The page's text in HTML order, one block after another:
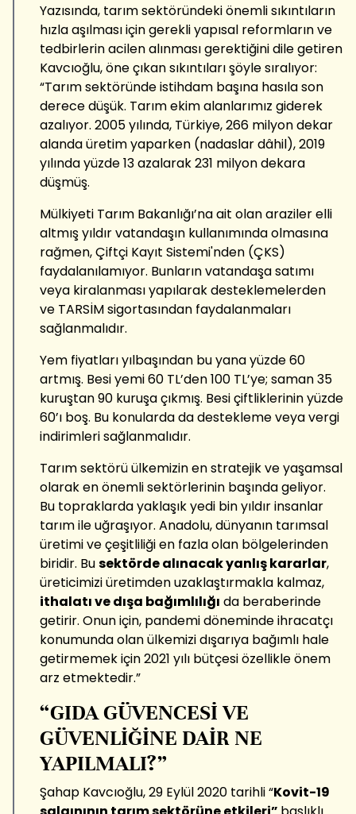
Yazısında, tarım sektöründeki önemli sıkıntıların
hızla aşılması için gerekli yapısal reformların ve
tedbirlerin acilen alınması gerektiğini dile getiren
Kavcıoğlu, öne çıkan sıkıntıları şöyle sıralıyor:
“Tarım sektöründe istihdam başına hasıla son
derece düşük. Tarım ekim alanlarımız giderek
azalıyor. 2005 yılında, Türkiye, 266 milyon dekar
alanda üretim yaparken (nadaslar dâhil), 2019
yılında yüzde 13 azalarak 231 milyon dekara
düşmüş.
Mülkiyeti Tarım Bakanlığı’na ait olan araziler elli
altmış yıldır vatandaşın kullanımında olmasına
rağmen, Çiftçi Kayıt Sistemi'nden (ÇKS)
faydalanılamıyor. Bunların vatandaşa satımı
veya kiralanması yapılarak desteklemelerden
ve TARSİM sigortasından faydalanmaları
sağlanmalıdır.
Yem fiyatları yılbaşından bu yana yüzde 60
artmış. Besi yemi 60 TL’den 100 TL’ye; saman 35
kuruştan 90 kuruşa çıkmış. Besi çiftliklerinin yüzde
60’ı boş. Bu konularda da destekleme veya vergi
indirimleri sağlanmalıdır.
Tarım sektörü ülkemizin en stratejik ve yaşamsal
olarak en önemli sektörlerinin başında geliyor.
Bu topraklarda yaklaşık yedi bin yıldır insanlar
tarım ile uğraşıyor. Anadolu, dünyanın tarımsal
üretimi ve çeşitliliği en fazla olan bölgelerinden
biridir. Busektörde alınacak yanlış kararlar,
üreticimizi üretimden uzaklaştırmakla kalmaz,
ithalatı ve dışa bağımlılığı da beraberinde
getirir. Onun için, pandemi döneminde ihracatçı
konumunda olan ülkemizi dışarıya bağımlı hale
getirmemek için 2021 yılı bütçesi özellikle önem
arz etmektedir.”
“GIDA GÜVENCESİ VE
GÜVENLİĞİNE DAİR NE
YAPILMALI?”
Şahap Kavcıoğlu, 29 Eylül 2020 tarihli “Kovit-19